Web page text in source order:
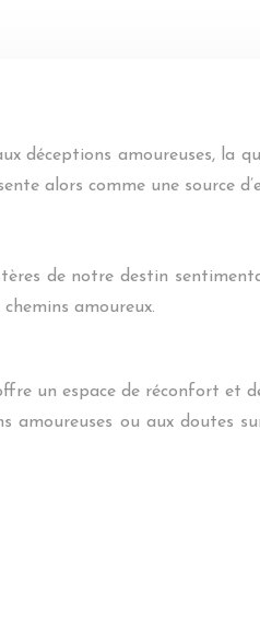
déceptions amoureuses, la
alors comme une source
de notre destin
amoureux.
un espace de réconfort
amoureuses ou aux doutes